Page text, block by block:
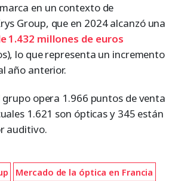
en un contexto de
Group, que en 2024 alcanzó una
1.432 millones de euros
lo que representa un incremento
año anterior.
grupo opera 1.966 puntos de venta
1.621 son ópticas y 345 están
auditivo.
Mercado de la óptica en Francia